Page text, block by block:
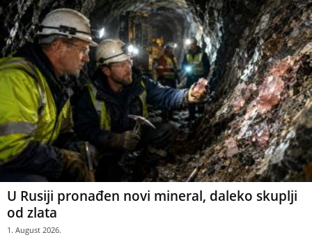
U Rusiji pronađen novi mineral, daleko skuplji
od zlata
1. August 2026.